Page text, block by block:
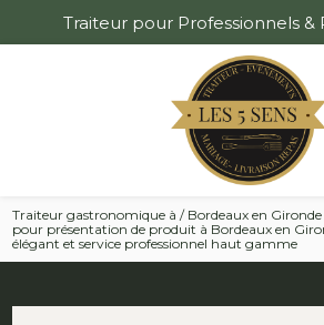
Traiteur gastronomique à / Bordeaux en
pour présentation de produit à Bordeaux en
élégant et service professionnel haut gamme